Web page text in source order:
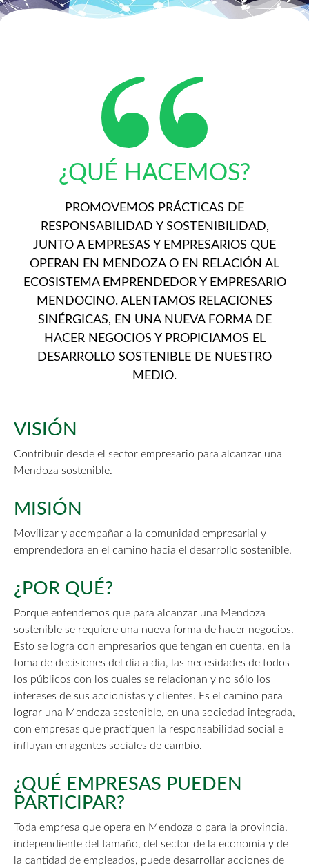
¿QUÉ HACEMOS?
PROMOVEMOS PRÁCTICAS DE
RESPONSABILIDAD Y SOSTENIBILIDAD,
JUNTO A EMPRESAS Y EMPRESARIOS QUE
OPERAN EN MENDOZA O EN RELACIÓN AL
ECOSISTEMA EMPRENDEDOR Y EMPRESARIO
MENDOCINO. ALENTAMOS RELACIONES
SINÉRGICAS, EN UNA NUEVA FORMA DE
HACER NEGOCIOS Y PROPICIAMOS EL
DESARROLLO SOSTENIBLE DE NUESTRO
MEDIO.
VISIÓN
Contribuir desde el sector empresario para alcanzar una
Mendoza sostenible.
MISIÓN
Movilizar y acompañar a la comunidad empresarial y
emprendedora en el camino hacia el desarrollo sostenible.
¿POR QUÉ?
Porque entendemos que para alcanzar una Mendoza
sostenible se requiere una nueva forma de hacer negocios.
Esto se logra con empresarios que tengan en cuenta, en la
toma de decisiones del día a día, las necesidades de todos
los públicos con los cuales se relacionan y no sólo los
intereses de sus accionistas y clientes. Es el camino para
lograr una Mendoza sostenible, en una sociedad integrada,
con empresas que practiquen la responsabilidad social e
influyan en agentes sociales de cambio.
¿QUÉ EMPRESAS PUEDEN
PARTICIPAR?
Toda empresa que opera en Mendoza o para la provincia,
independiente del tamaño, del sector de la economía y de
la cantidad de empleados, puede desarrollar acciones de